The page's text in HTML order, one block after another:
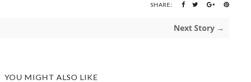
SHARE:
Next Story →
YOU MIGHT ALSO LIKE